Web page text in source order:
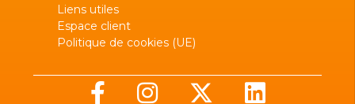
Liens utiles
Espace client
Politique de cookies (UE)